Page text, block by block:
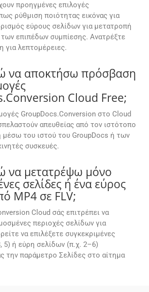
προηγμένες επιλογές
ρύθμιση ποιότητας εικόνας για
εύρους σελίδων για μετατροπή
επιπέδων συμπίεσης. Ανατρέξτε
για λεπτομέρειες.
να αποκτήσω πρόσβαση
Cloud Free;
GroupDocs.Conversion στο Cloud
απευθείας από τον ιστότοπο
μέσω του ιστού του GroupDocs ή των
συσκευές.
να μετατρέψω μόνο
σελίδες ή ένα εύρος
MP4 σε FLV;
Cloud σάς επιτρέπει να
περιοχές σελίδων για
να επιλέξετε συγκεκριμένες
5) ή εύρη σελίδων (π.χ. 2–6)
την παράμετρο Σελίδες στο αίτημα